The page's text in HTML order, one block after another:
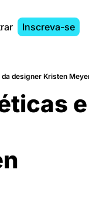
Inscreva-se
designer Kristen
e